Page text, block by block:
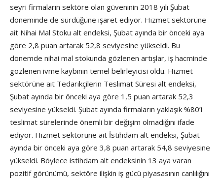
seyri firmaların sektöre olan güveninin 2018 yılı Şubat
döneminde de sürdüğüne işaret ediyor. Hizmet sektörüne
ait Nihai Mal Stoku alt endeksi, Şubat ayında bir önceki aya
göre 2,8 puan artarak 52,8 seviyesine yükseldi. Bu
dönemde nihai mal stokunda gözlenen artışlar, iş hacminde
gözlenen ivme kaybının temel belirleyicisi oldu. Hizmet
sektörüne ait Tedarikçilerin Teslimat Süresi alt endeksi,
Şubat ayında bir önceki aya göre 1,5 puan artarak 52,3
seviyesine yükseldi. Şubat ayında firmaların yaklaşık %80’i
teslimat sürelerinde önemli bir değişim olmadığını ifade
ediyor. Hizmet sektörüne ait İstihdam alt endeksi, Şubat
ayında bir önceki aya göre 3,8 puan artarak 54,8 seviyesine
yükseldi. Böylece istihdam alt endeksinin 13 aya varan
pozitif görünümü, sektöre ilişkin iş gücü piyasasının canlılığını